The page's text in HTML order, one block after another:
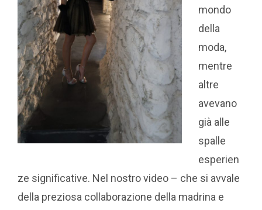
mondo
della
moda,
mentre
altre
avevano
già alle
spalle
esperien
ze significative. Nel nostro video – che si avvale
della preziosa collaborazione della madrina e